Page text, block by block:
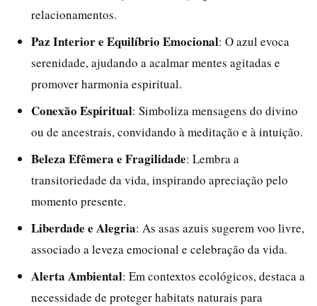
relacionamentos.
Paz Interior e Equilíbrio Emocional: O azul evoca
serenidade, ajudando a acalmar mentes agitadas e
promover harmonia espiritual.
Conexão Espiritual: Simboliza mensagens do divino
ou de ancestrais, convidando à meditação e à intuição.
Beleza Efêmera e Fragilidade: Lembra a
transitoriedade da vida, inspirando apreciação pelo
momento presente.
Liberdade e Alegria: As asas azuis sugerem voo livre,
associado a leveza emocional e celebração da vida.
Alerta Ambiental: Em contextos ecológicos, destaca a
necessidade de proteger habitats naturais para